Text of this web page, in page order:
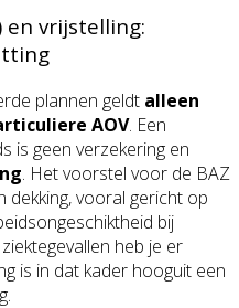
en vrijstelling:
plannen geldt alleen
AOV. Een
is geen verzekering en
. Het voorstel voor de BAZ
dekking, vooral gericht op
bij
heb je er
is in dat kader hooguit een